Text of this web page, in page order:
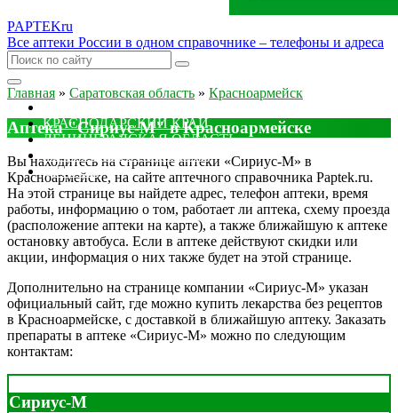
PAPTEKru
Все аптеки России в одном справочнике – телефоны и адреса
КРАСНОДАРСКИЙ КРАЙ
ЛЕНИНГРАДСКАЯ ОБЛАСТЬ
ДРУГИЕ
Главная » Саратовская область » Красноармейск
Аптека "Сириус-М" в Красноармейске
Вы находитесь на странице аптеки «Сириус-М» в
Красноармейске, на сайте аптечного справочника Paptek.ru.
На этой странице вы найдете адрес, телефон аптеки, время
работы, информацию о том, работает ли аптека, схему проезда
(расположение аптеки на карте), а также ближайшую к аптеке
остановку автобуса. Если в аптеке действуют скидки или
акции, информация о них также будет на этой странице.
Дополнительно на странице компании «Сириус-М» указан
официальный сайт, где можно купить лекарства без рецептов
в Красноармейске, с доставкой в ближайшую аптеку. Заказать
препараты в аптеке «Сириус-М» можно по следующим
контактам:
Сириус-М